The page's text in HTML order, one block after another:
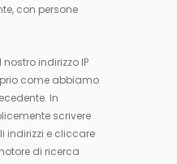
con persone
indirizzo IP
come abbiamo
In
scrivere
indirizzi e cliccare
di ricerca